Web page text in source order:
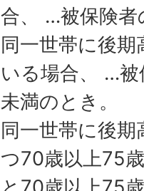
合、 …被保険者
同一世帯に後
いる場合、 …
未満のとき。
同一世帯に後
つ70歳以上75